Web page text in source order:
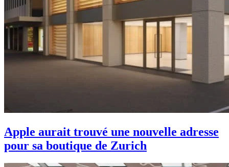
Apple aurait trouvé une nouvelle adresse
pour sa boutique de Zurich